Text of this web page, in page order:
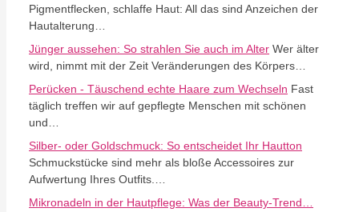
Pigmentflecken, schlaffe Haut: All das sind Anzeichen der
Hautalterung…
Jünger aussehen: So strahlen Sie auch im Alter Wer älter
wird, nimmt mit der Zeit Veränderungen des Körpers…
Perücken - Täuschend echte Haare zum Wechseln Fast
täglich treffen wir auf gepflegte Menschen mit schönen
und…
Silber- oder Goldschmuck: So entscheidet Ihr Hautton
Schmuckstücke sind mehr als bloße Accessoires zur
Aufwertung Ihres Outfits.…
Mikronadeln in der Hautpflege: Was der Beauty-Trend…